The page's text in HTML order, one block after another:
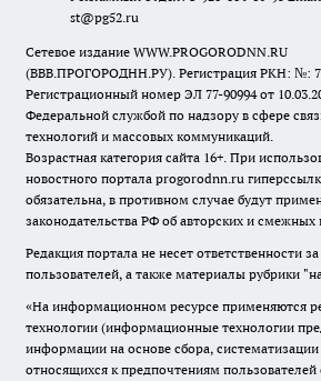
st@pg52.ru
Сетевое издание WWW.PROGORODNN.RU
(ВВВ.ПРОГОРОДНН.РУ). Регистрация РКН: №:
Регистрационный номер ЭЛ 77-90994 от
Федеральной службой по надзору в сфере
технологий и массовых коммуникаций.
Возрастная категория сайта 16+. При
новостного портала progorodnn.ru
обязательна, в противном случае будут
законодательства РФ об авторских и смежных
Редакция портала не несет ответственности
пользователей, а также материалы рубрики
«На информационном ресурсе применяются
технологии (информационные технологии
информации на основе сбора,
относящихся к предпочтениям пользователей